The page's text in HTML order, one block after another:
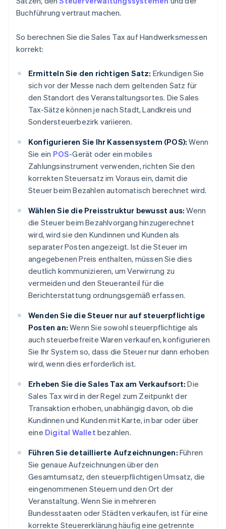
Buchführung vertraut machen.
So berechnen Sie die Sales Tax auf Handwerksmessen
korrekt:
Ermitteln Sie den richtigen Satz: Erkundigen Sie
sich vor der Messe nach dem geltenden Satz für
den Standort des Veranstaltungsortes. Die Sales
Tax-Sätze können je nach Stadt, Landkreis und
Sondersteuerbezirk variieren.
Konfigurieren Sie Ihr Kassensystem (POS): Wenn
Sie ein POS-Gerät oder ein mobiles
Zahlungsinstrument verwenden, richten Sie den
korrekten Steuersatz im Voraus ein, damit die
Steuer beim Bezahlen automatisch berechnet wird.
Wählen Sie die Preisstruktur bewusst aus: Wenn
die Steuer beim Bezahlvorgang hinzugerechnet
wird, wird sie den Kundinnen und Kunden als
separater Posten angezeigt. Ist die Steuer im
angegebenen Preis enthalten, müssen Sie dies
deutlich kommunizieren, um Verwirrung zu
vermeiden und den Steueranteil für die
Berichterstattung ordnungsgemäß erfassen.
Wenden Sie die Steuer nur auf steuerpflichtige
Posten an: Wenn Sie sowohl steuerpflichtige als
auch steuerbefreite Waren verkaufen, konfigurieren
Sie Ihr System so, dass die Steuer nur dann erhoben
wird, wenn dies erforderlich ist.
Erheben Sie die Sales Tax am Verkaufsort: Die
Sales Tax wird in der Regel zum Zeitpunkt der
Transaktion erhoben, unabhängig davon, ob die
Kundinnen und Kunden mit Karte, in bar oder über
eine Digital Wallet bezahlen.
Führen Sie detaillierte Aufzeichnungen: Führen
Sie genaue Aufzeichnungen über den
Gesamtumsatz, den steuerpflichtigen Umsatz, die
eingenommenen Steuern und den Ort der
Veranstaltung. Wenn Sie in mehreren
Bundesstaaten oder Städten verkaufen, ist für eine
korrekte Steuererklärung häufig eine getrennte